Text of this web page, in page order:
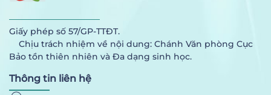
Giấy phép số 57/GP-TTĐT.
Chịu trách nhiệm về nội dung: Chánh Văn phòng Cục
Bảo tồn thiên nhiên và Đa dạng sinh học.
Thông tin liên hệ